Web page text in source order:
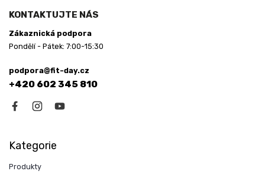
KONTAKTUJTE NÁS
Zákaznická podpora
Pondělí - Pátek: 7:00-15:30
podpora@fit-day.cz
+420 602 345 810
Kategorie
Produkty